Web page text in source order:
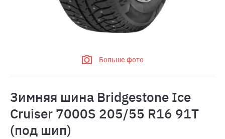
Больше фото
Зимняя шина Bridgestone Ice
Cruiser 7000S 205/55 R16 91T
(под шип)